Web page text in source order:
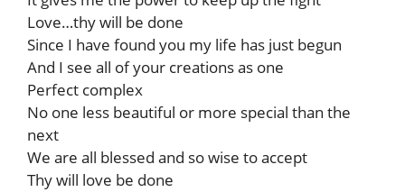
Love…thy will be done
Since I have found you my life has just begun
And I see all of your creations as one
Perfect complex
No one less beautiful or more special than the
next
We are all blessed and so wise to accept
Thy will love be done